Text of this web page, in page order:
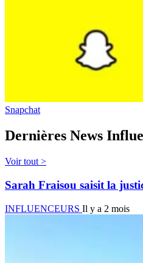
Snapchat
Dernières News
Voir tout >
Sarah Fraisou saisit la
INFLUENCEURS Il y a 2 mois